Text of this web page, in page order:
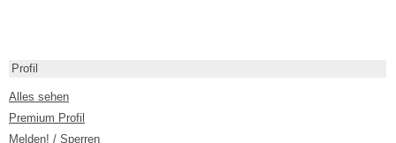
Profil
Alles sehen
Premium Profil
Melden! / Sperren